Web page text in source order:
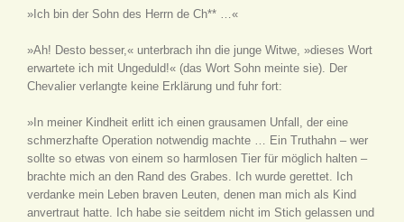
»Ich bin der Sohn des Herrn de Ch** …«
»Ah! Desto besser,« unterbrach ihn die junge Witwe, »dieses Wort
erwartete ich mit Ungeduld!« (das Wort Sohn meinte sie). Der
Chevalier verlangte keine Erklärung und fuhr fort:
»In meiner Kindheit erlitt ich einen grausamen Unfall, der eine
schmerzhafte Operation notwendig machte … Ein Truthahn – wer
sollte so etwas von einem so harmlosen Tier für möglich halten –
brachte mich an den Rand des Grabes. Ich wurde gerettet. Ich
verdanke mein Leben braven Leuten, denen man mich als Kind
anvertraut hatte. Ich habe sie seitdem nicht im Stich gelassen und